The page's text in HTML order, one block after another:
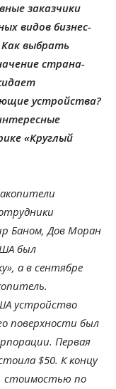
заказчики
видов бизнес-
Как выбрать
страна-
устройства?
«Круглый
Баном, Дов Моран
был
а в сентябре
устройство
поверхности был
Первая
$50. К концу
стоимостью по